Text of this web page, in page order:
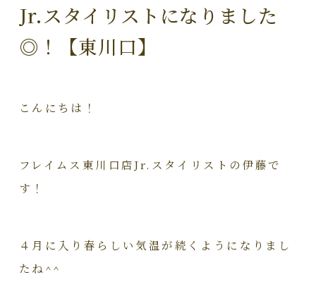
Jr.スタイリストになりました
◎！【東川口】
こんにちは！
フレイムス東川口店Jr.スタイリストの伊藤で
す！
４月に入り春らしい気温が続くようになりまし
たね^^